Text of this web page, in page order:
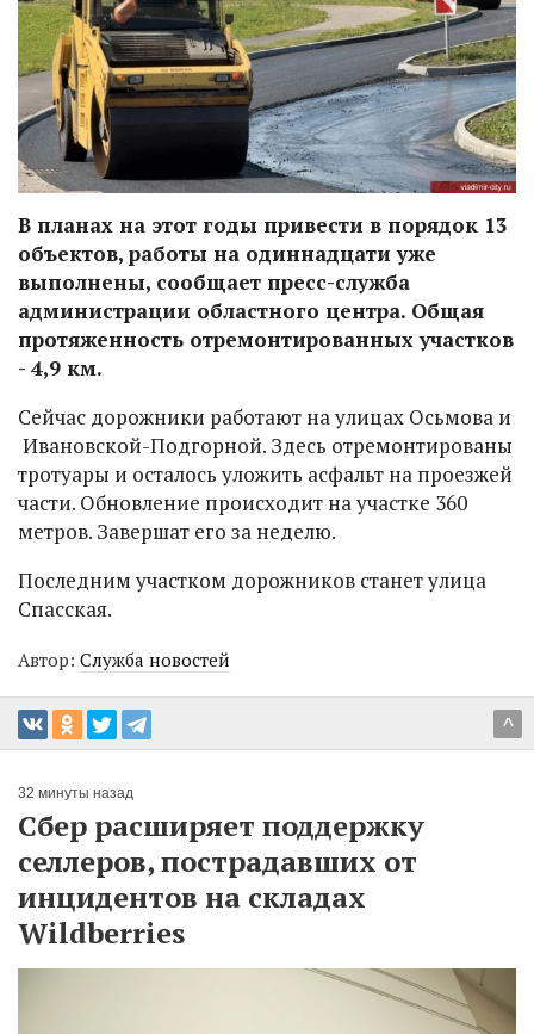
В планах на этот годы привести в порядок 13
объектов, работы на одиннадцати уже
выполнены, сообщает пресс-служба
администрации областного центра. Общая
протяженность отремонтированных участков
- 4,9 км.
Сейчас дорожники работают на улицах Осьмова и
Ивановской-Подгорной. Здесь отремонтированы
тротуары и осталось уложить асфальт на проезжей
части. Обновление происходит на участке 360
метров. Завершат его за неделю.
Последним участком дорожников станет улица
Спасская.
Автор: Служба новостей
^
32 минуты назад
Сбер расширяет поддержку
селлеров, пострадавших от
инцидентов на складах
Wildberries